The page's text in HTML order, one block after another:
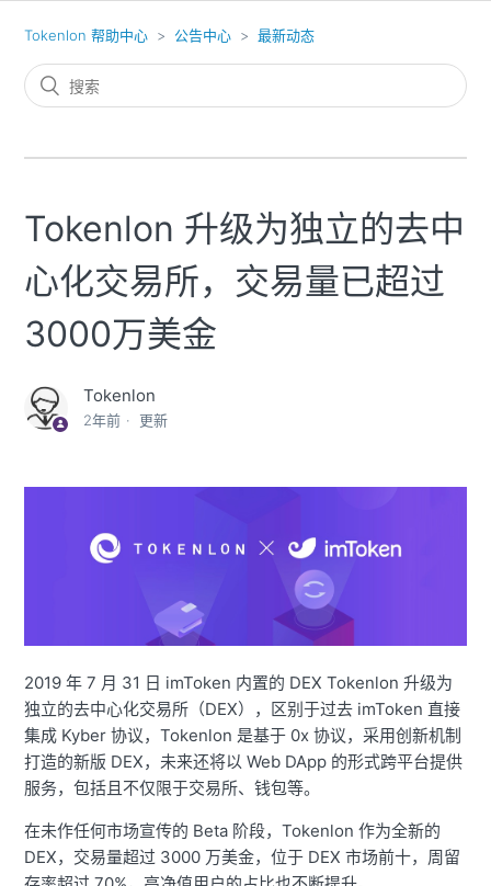
Tokenlon 帮助中心 公告中心 最新动态
Tokenlon 升级为独立的去中
心化交易所，交易量已超过
3000万美金
Tokenlon
2年前 更新
2019 年 7 月 31 日 imToken 内置的 DEX Tokenlon 升级为
独立的去中心化交易所（DEX），区别于过去 imToken 直接
集成 Kyber 协议，Tokenlon 是基于 0x 协议，采用创新机制
打造的新版 DEX，未来还将以 Web DApp 的形式跨平台提供
服务，包括且不仅限于交易所、钱包等。
在未作任何市场宣传的 Beta 阶段，Tokenlon 作为全新的
DEX，交易量超过 3000 万美金，位于 DEX 市场前十，周留